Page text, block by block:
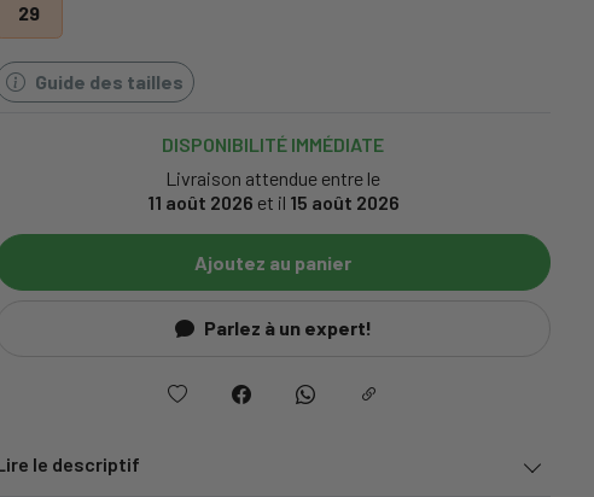
29
Guide des tailles
DISPONIBILITÉ IMMÉDIATE
Livraison attendue entre le
11 août 2026 et il 15 août 2026
Ajoutez au panier
Parlez à un expert!
le descriptif